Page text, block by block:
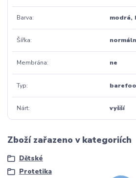
Barva modrá,
Šířka
Membrána ne
Typ
Nárt vyšší
Zboží zařazeno v kategoriích
Dětské
Protetika